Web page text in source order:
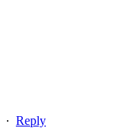
· Reply